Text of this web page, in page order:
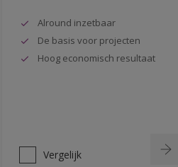
Alround inzetbaar
De basis voor projecten
Hoog economisch resultaat
Vergelijk